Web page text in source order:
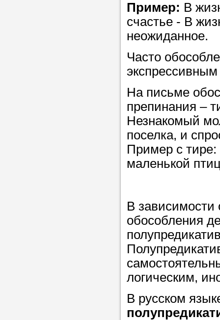
Мы
советам,
репетитора
Совет 2.
заявку на
то в поле
чтобы мы
самого
репетитора.
Мы
в
Пример: В
счастье - В
неожиданное.
Часто
На письме
препинания –
Незнакомый
поселка, и
Пример с
маленькой
В
обособления
логическим,
В русском